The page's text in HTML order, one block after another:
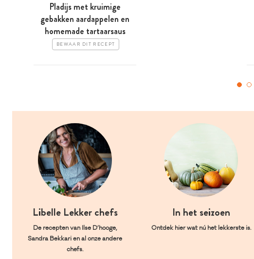
Pladijs met kruimige
gebakken aardappelen en
homemade tartaarsaus
BEWAAR DIT RECEPT
Libelle Lekker chefs
De recepten van Ilse D’hooge,
Sandra Bekkari en al onze andere
chefs.
In het seizoen
Ontdek hier wat nú het lekkerste is.